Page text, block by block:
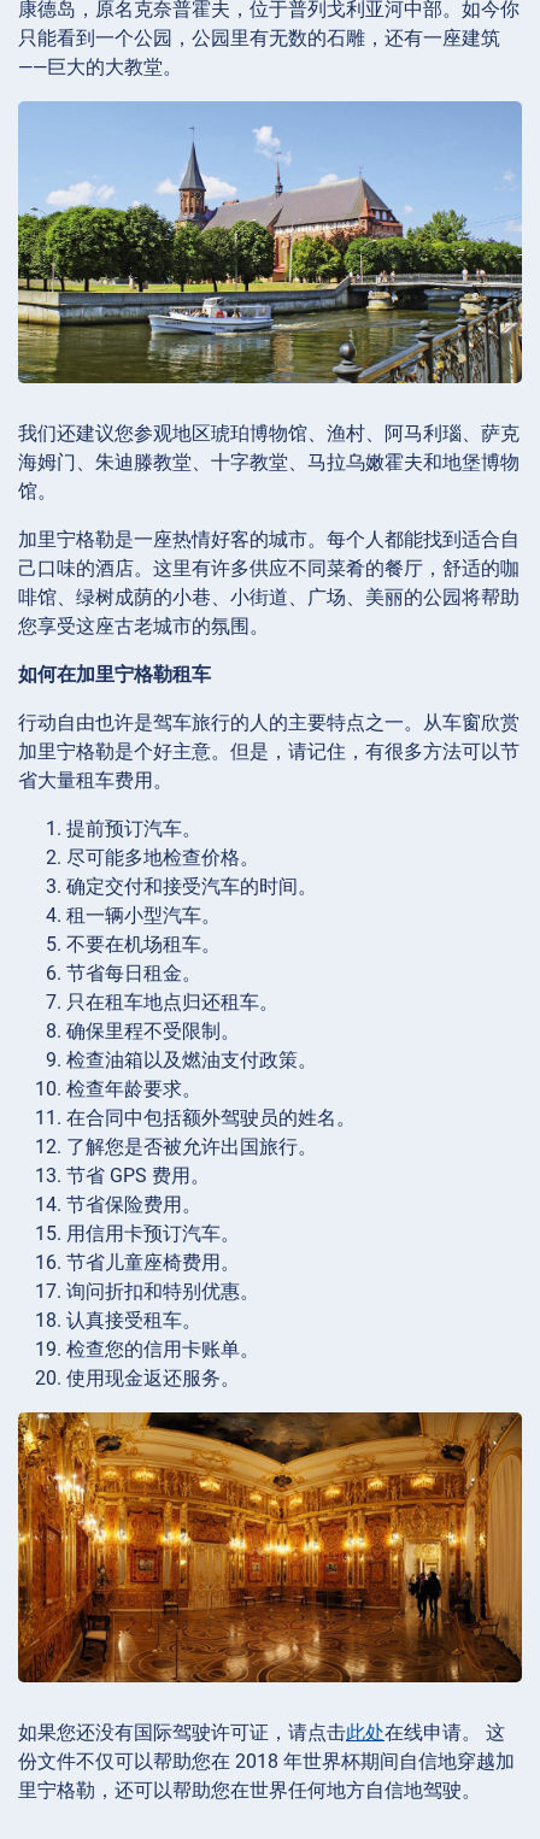
康德岛，原名克奈普霍夫，位于普列戈利亚河中部。如今你
只能看到一个公园，公园里有无数的石雕，还有一座建筑
——巨大的大教堂。
我们还建议您参观地区琥珀博物馆、渔村、阿马利瑙、萨克
海姆门、朱迪滕教堂、十字教堂、马拉乌嫩霍夫和地堡博物
馆。
加里宁格勒是一座热情好客的城市。每个人都能找到适合自
己口味的酒店。这里有许多供应不同菜肴的餐厅，舒适的咖
啡馆、绿树成荫的小巷、小街道、广场、美丽的公园将帮助
您享受这座古老城市的氛围。
如何在加里宁格勒租车
行动自由也许是驾车旅行的人的主要特点之一。从车窗欣赏
加里宁格勒是个好主意。但是，请记住，有很多方法可以节
省大量租车费用。
提前预订汽车。
尽可能多地检查价格。
确定交付和接受汽车的时间。
租一辆小型汽车。
不要在机场租车。
节省每日租金。
只在租车地点归还租车。
确保里程不受限制。
检查油箱以及燃油支付政策。
检查年龄要求。
在合同中包括额外驾驶员的姓名。
了解您是否被允许出国旅行。
节省 GPS 费用。
节省保险费用。
用信用卡预订汽车。
节省儿童座椅费用。
询问折扣和特别优惠。
认真接受租车。
检查您的信用卡账单。
使用现金返还服务。
如果您还没有国际驾驶许可证，请点击此处在线申请。 这
份文件不仅可以帮助您在 2018 年世界杯期间自信地穿越加
里宁格勒，还可以帮助您在世界任何地方自信地驾驶。